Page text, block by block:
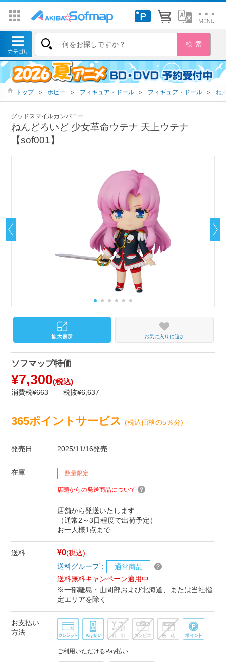
トップ ＞ ホビー ＞ フィギュア・ドール ＞ フィギュア・ドール ＞ ね
グッドスマイルカンパニー
ねんどろいど 少女革命ウテナ 天上ウテナ
【sof001】
お気に入りに追加
ソフマップ特価
¥7,300(税込)
消費税¥663 税抜¥6,637
365ポイントサービス(税込価格の5％分)
発売日 2025/11/16発売
在庫 数量限定
店頭からの発送商品について
店舗から発送いたします
（通常2～3日程度で出荷予定）
お一人様1点まで
送料 ¥0(税込)
送料グループ：
通常商品
送料無料キャンペーン適用中
※一部離島・山間部および北海道、または当社指
定エリアを除く
お支払い
方法
ご利用いただけるPay払い